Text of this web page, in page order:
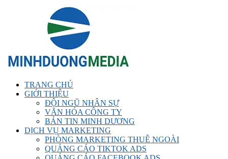
TRANG CHỦ
GIỚI THIỆU
ĐỘI NGŨ NHÂN SỰ
VĂN HÓA CÔNG TY
BẢN TIN MINH DƯƠNG
DỊCH VỤ MARKETING
PHÒNG MARKETING THUÊ NGOÀI
QUẢNG CÁO TIKTOK ADS